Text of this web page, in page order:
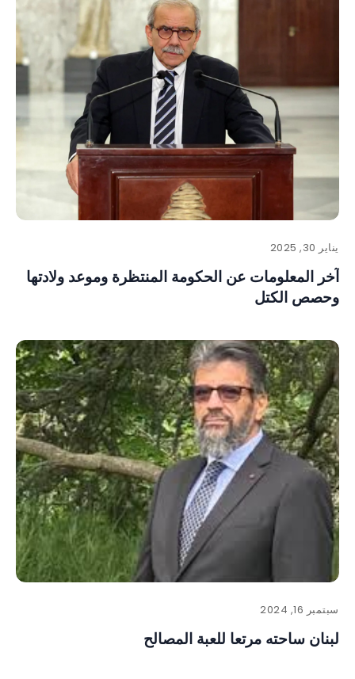
يناير 30, 2025
آخر المعلومات عن الحكومة المنتظرة وموعد ولادتها
وحصص الكتل
سبتمبر 16, 2024
لبنان ساحته مرتعا للعبة المصالح